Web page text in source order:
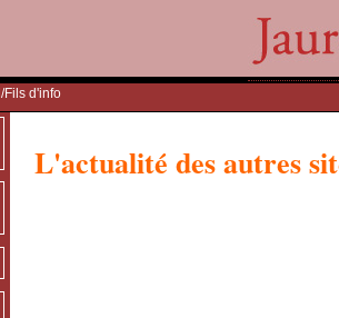
/Fils d'info
L'actualité des autres